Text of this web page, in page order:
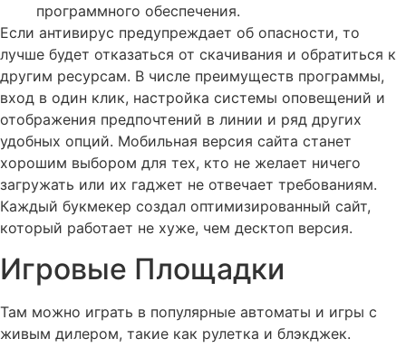
программного обеспечения.
Если антивирус предупреждает об опасности, то
лучше будет отказаться от скачивания и обратиться к
другим ресурсам. В числе преимуществ программы,
вход в один клик, настройка системы оповещений и
отображения предпочтений в линии и ряд других
удобных опций. Мобильная версия сайта станет
хорошим выбором для тех, кто не желает ничего
загружать или их гаджет не отвечает требованиям.
Каждый букмекер создал оптимизированный сайт,
который работает не хуже, чем десктоп версия.
Игровые Площадки
Там можно играть в популярные автоматы и игры с
живым дилером, такие как рулетка и блэкджек.